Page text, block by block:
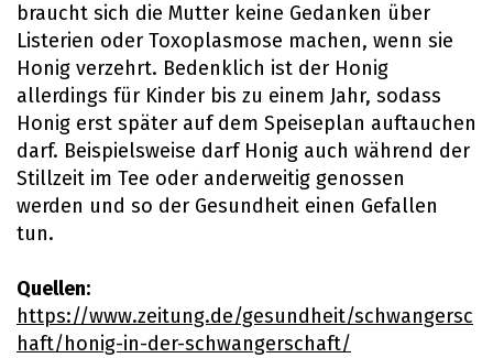
braucht sich die Mutter keine Gedanken über
Listerien oder Toxoplasmose machen, wenn sie
Honig verzehrt. Bedenklich ist der Honig
allerdings für Kinder bis zu einem Jahr, sodass
Honig erst später auf dem Speiseplan auftauchen
darf. Beispielsweise darf Honig auch während der
Stillzeit im Tee oder anderweitig genossen
werden und so der Gesundheit einen Gefallen
tun.
Quellen:
https://www.zeitung.de/gesundheit/schwangersc
haft/honig-in-der-schwangerschaft/